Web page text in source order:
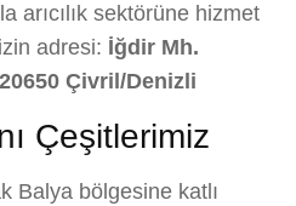
arıcılık sektörüne hizmet
adresi: İğdir Mh.
Çivril/Denizli
Çeşitlerimiz
Balya bölgesine katlı